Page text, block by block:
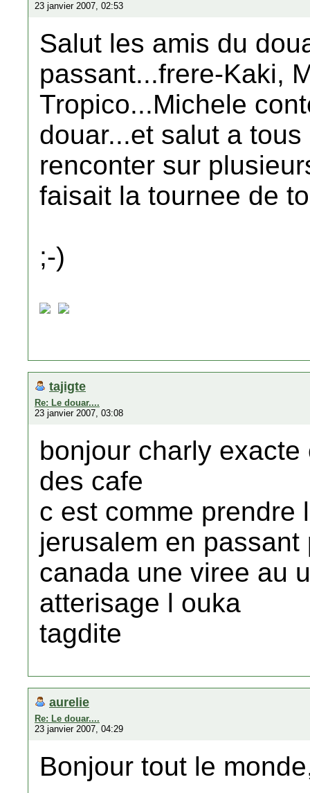
23 janvier 2007, 02:53
Salut les amis du
passant...frere-Kaki,
Tropico...Michele
douar...et salut a
renconter sur
faisait la tournee de
;-)
tajigte
Re: Le douar....
23 janvier 2007, 03:08
bonjour charly
des cafe
c est comme prendre
jerusalem en
canada une viree au
atterisage l ouka
tagdite
aurelie
Re: Le douar....
23 janvier 2007, 04:29
Bonjour tout le